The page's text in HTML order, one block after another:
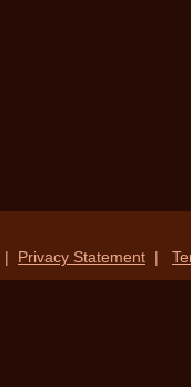
| Privacy Statement |